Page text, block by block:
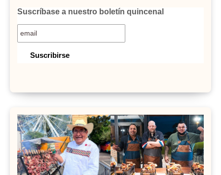
Suscríbase a nuestro boletín quincenal